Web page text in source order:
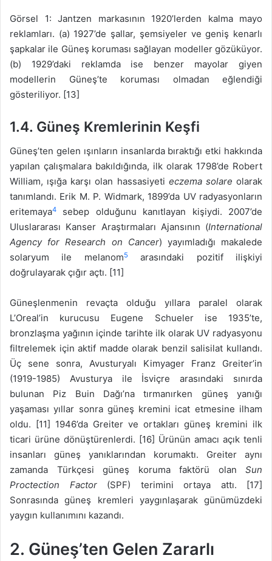
Görsel 1: Jantzen markasının 1920’lerden kalma mayo
reklamları. (a) 1927’de şallar, şemsiyeler ve geniş kenarlı
şapkalar ile Güneş koruması sağlayan modeller gözüküyor.
(b) 1929’daki reklamda ise benzer mayolar giyen
modellerin Güneş’te koruması olmadan eğlendiği
gösteriliyor. [13]
1.4. Güneş Kremlerinin Keşfi
Güneş’ten gelen ışınların insanlarda bıraktığı etki hakkında
yapılan çalışmalara bakıldığında, ilk olarak 1798’de Robert
William, ışığa karşı olan hassasiyeti eczema solare olarak
tanımlandı. Erik M. P. Widmark, 1899’da UV radyasyonların
eritemaya4
sebep olduğunu kanıtlayan kişiydi. 2007’de
Uluslararası Kanser Araştırmaları Ajansının (International
Agency for Research on Cancer) yayımladığı makalede
solaryum ile melanom5
arasındaki pozitif ilişkiyi
doğrulayarak çığır açtı. [11]
Güneşlenmenin revaçta olduğu yıllara paralel olarak
L’Oreal’in kurucusu Eugene Schueler ise 1935’te,
bronzlaşma yağının içinde tarihte ilk olarak UV radyasyonu
filtrelemek için aktif madde olarak benzil salisilat kullandı.
Üç sene sonra, Avusturyalı Kimyager Franz Greiter’in
(1919-1985) Avusturya ile İsviçre arasındaki sınırda
bulunan Piz Buin Dağı’na tırmanırken güneş yanığı
yaşaması yıllar sonra güneş kremini icat etmesine ilham
oldu. [11] 1946’da Greiter ve ortakları güneş kremini ilk
ticari ürüne dönüştürenlerdi. [16] Ürünün amacı açık tenli
insanları güneş yanıklarından korumaktı. Greiter aynı
zamanda Türkçesi güneş koruma faktörü olan Sun
Proctection Factor(SPF) terimini ortaya attı. [17]
Sonrasında güneş kremleri yaygınlaşarak günümüzdeki
yaygın kullanımını kazandı.
2. Güneş’ten Gelen Zararlı